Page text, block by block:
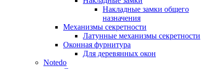
Накладные замки общего
назначения
Механизмы секретности
Латунные механизмы секретности
Оконная фурнитура
Для деревянных окон
Notedo